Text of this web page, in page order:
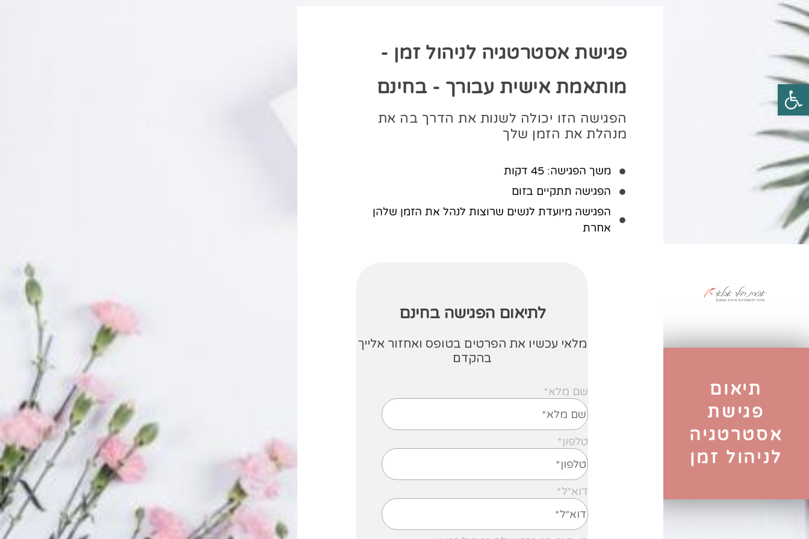
פתח סרגל נגישות
תיאום
פגישת
אסטרטגיה
לניהול זמן
פגישת אסטרטגיה לניהול זמן -
מותאמת אישית עבורך - בחינם
הפגישה הזו יכולה לשנות את הדרך בה את
מנהלת את הזמן שלך
משך הפגישה: 45 דקות
הפגישה תתקיים בזום
הפגישה מיועדת לנשים שרוצות לנהל את הזמן שלהן
אחרת